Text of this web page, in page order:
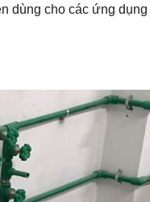
dùng cho các ứng dụng